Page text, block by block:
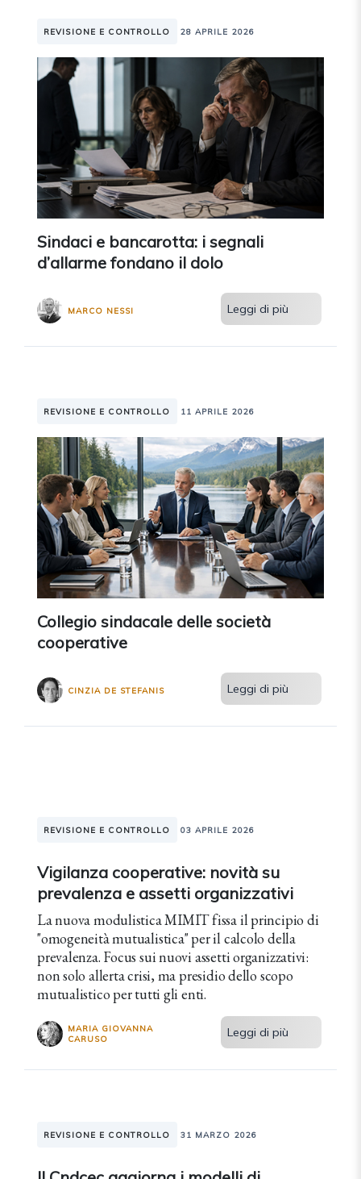
REVISIONE E CONTROLLO 28 APRILE 2026
Sindaci e bancarotta: i segnali
d’allarme fondano il dolo
MARCO NESSI Leggi di più
REVISIONE E CONTROLLO 11 APRILE 2026
Collegio sindacale delle società
cooperative
CINZIA DE STEFANIS Leggi di più
REVISIONE E CONTROLLO 03 APRILE 2026
Vigilanza cooperative: novità su
prevalenza e assetti organizzativi
La nuova modulistica MIMIT fissa il principio di
"omogeneità mutualistica" per il calcolo della
prevalenza. Focus sui nuovi assetti organizzativi:
non solo allerta crisi, ma presidio dello scopo
mutualistico per tutti gli enti.
MARIA GIOVANNA
CARUSO
Leggi di più
REVISIONE E CONTROLLO 31 MARZO 2026